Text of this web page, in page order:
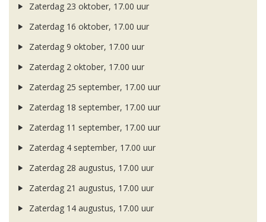
Zaterdag 23 oktober, 17.00 uur
Zaterdag 16 oktober, 17.00 uur
Zaterdag 9 oktober, 17.00 uur
Zaterdag 2 oktober, 17.00 uur
Zaterdag 25 september, 17.00 uur
Zaterdag 18 september, 17.00 uur
Zaterdag 11 september, 17.00 uur
Zaterdag 4 september, 17.00 uur
Zaterdag 28 augustus, 17.00 uur
Zaterdag 21 augustus, 17.00 uur
Zaterdag 14 augustus, 17.00 uur